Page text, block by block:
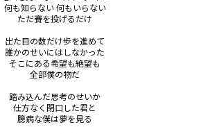
何も知らない 何もいらない
ただ賽を投げるだけ
出た目の数だけ歩を進めて
誰かのせいにはしなかった
そこにある希望も絶望も
全部僕の物だ
踏み込んだ思考のせいか
仕方なく閉口した君と
臆病な僕は夢を見る